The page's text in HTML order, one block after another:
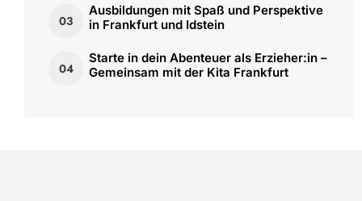
03
Ausbildungen mit Spaß und Perspektive
in Frankfurt und Idstein
04
Starte in dein Abenteuer als Erzieher:in –
Gemeinsam mit der Kita Frankfurt